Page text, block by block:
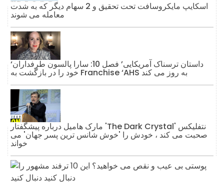
اسکایپ مایکروسافت تحت تحقیق و 2 سهام دیگر که به شدت
معامله می شوند
‘داستان ترسناک آمریکایی’ فصل 10: سارا پالسون طرفداران
خود را در بازگشت به Franchise ‘AHS به روز می کند
مارک هامیل درباره پیشگفتار 'The Dark Crystal' نتفلیکس
صحبت می کند ، خودش را 'خوش شانس ترین پسر جهان' می
خواند